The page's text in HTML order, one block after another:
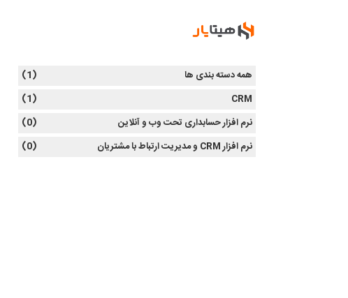
همه دسته بندی ها
(1)
CRM
(1)
نرم افزار حسابداری تحت وب و آنلاین
(0)
نرم افزار CRM و مدیریت ارتباط با مشتریان
(0)